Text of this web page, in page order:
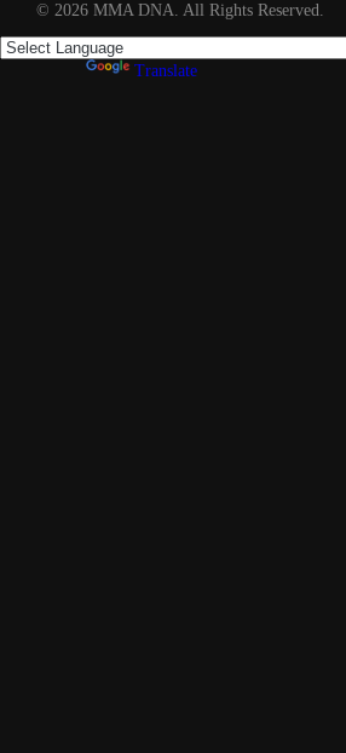
© 2026 MMA DNA. All Rights Reserved.
Translate